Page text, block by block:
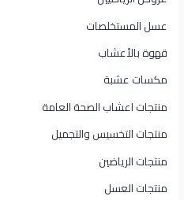
عسل المستخلصات
قهوة بالأعشاب
مكسات عشبة
منتجات اعشاب الصحة العامة
منتجات التخسيس والتجميل
منتجات الرياضين
منتجات العسل